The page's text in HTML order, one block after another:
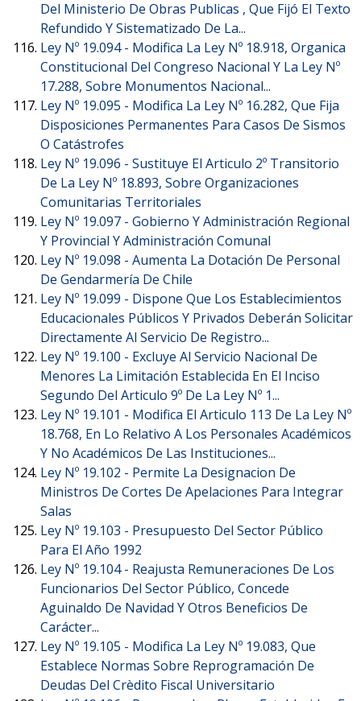
Del Ministerio De Obras Publicas , Que Fijó El Texto
Refundido Y Sistematizado De La...
Ley Nº 19.094 - Modifica La Ley Nº 18.918, Organica
Constitucional Del Congreso Nacional Y La Ley Nº
17.288, Sobre Monumentos Nacional...
Ley Nº 19.095 - Modifica La Ley Nº 16.282, Que Fija
Disposiciones Permanentes Para Casos De Sismos
O Catástrofes
Ley Nº 19.096 - Sustituye El Articulo 2º Transitorio
De La Ley Nº 18.893, Sobre Organizaciones
Comunitarias Territoriales
Ley Nº 19.097 - Gobierno Y Administración Regional
Y Provincial Y Administración Comunal
Ley Nº 19.098 - Aumenta La Dotación De Personal
De Gendarmería De Chile
Ley Nº 19.099 - Dispone Que Los Establecimientos
Educacionales Públicos Y Privados Deberán Solicitar
Directamente Al Servicio De Registro...
Ley Nº 19.100 - Excluye Al Servicio Nacional De
Menores La Limitación Establecida En El Inciso
Segundo Del Articulo 9º De La Ley Nº 1...
Ley Nº 19.101 - Modifica El Articulo 113 De La Ley Nº
18.768, En Lo Relativo A Los Personales Académicos
Y No Académicos De Las Instituciones...
Ley Nº 19.102 - Permite La Designacion De
Ministros De Cortes De Apelaciones Para Integrar
Salas
Ley Nº 19.103 - Presupuesto Del Sector Público
Para El Año 1992
Ley Nº 19.104 - Reajusta Remuneraciones De Los
Funcionarios Del Sector Público, Concede
Aguinaldo De Navidad Y Otros Beneficios De
Carácter...
Ley Nº 19.105 - Modifica La Ley Nº 19.083, Que
Establece Normas Sobre Reprogramación De
Deudas Del Crèdito Fiscal Universitario